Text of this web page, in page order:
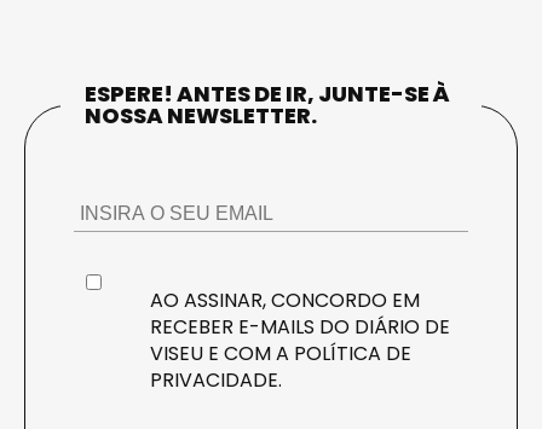
ESPERE! ANTES DE IR, JUNTE-SE À
NOSSA NEWSLETTER.
AO ASSINAR, CONCORDO EM
RECEBER E-MAILS DO DIÁRIO DE
VISEU E COM A POLÍTICA DE
PRIVACIDADE.